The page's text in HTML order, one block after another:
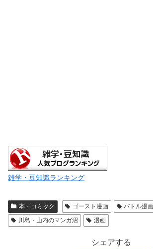
雑学・豆知識ランキング
本・コミック ゴースト漫画 バトル漫画
川島・山内のマンガ沼
漫画
シェアする